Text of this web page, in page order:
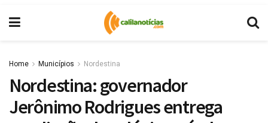
Home Municípios Nordestina
Nordestina: governador
Jerônimo Rodrigues entrega